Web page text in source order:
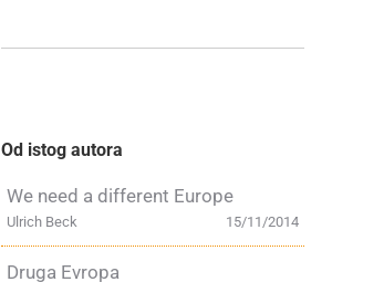
Od istog autora
We need a different Europe
15/11/2014
Ulrich Beck
Druga Evropa